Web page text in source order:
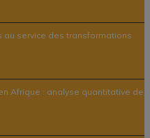
au service des transformations
Afrique : analyse quantitative de